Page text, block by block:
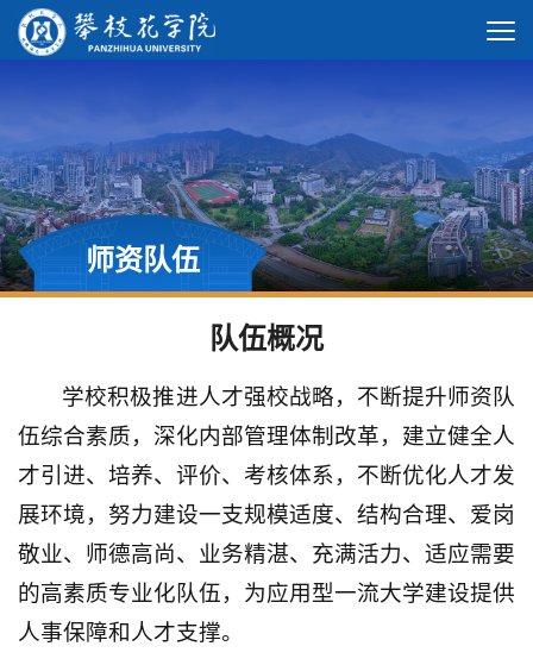
师资队伍
队伍概况
学校积极推进人才强校战略，不断提升师资队
伍综合素质，深化内部管理体制改革，建立健全人
才引进、培养、评价、考核体系，不断优化人才发
展环境，努力建设一支规模适度、结构合理、爱岗
敬业、师德高尚、业务精湛、充满活力、适应需要
的高素质专业化队伍，为应用型一流大学建设提供
人事保障和人才支撑。